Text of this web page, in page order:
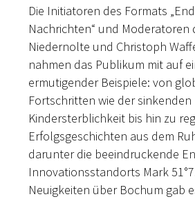
Die Initiatoren des Formats
Nachrichten“ und Moderatoren
Niedernolte und Christoph
nahmen das Publikum mit auf
ermutigender Beispiele: von
Fortschritten wie der sinkenden
Kindersterblichkeit bis hin zu
Erfolgsgeschichten aus dem
darunter die beeindruckende
Innovationsstandorts Mark
Neuigkeiten über Bochum gab